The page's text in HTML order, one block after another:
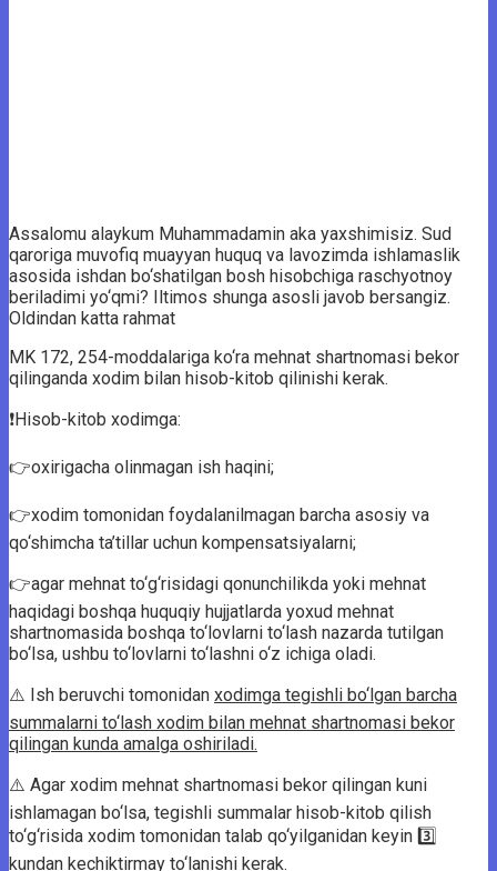
Assalomu alaykum Muhammadamin aka yaxshimisiz. Sud
qaroriga muvofiq muayyan huquq va lavozimda ishlamaslik
asosida ishdan bo‘shatilgan bosh hisobchiga raschyotnoy
beriladimi yo‘qmi? Iltimos shunga asosli javob bersangiz.
Oldindan katta rahmat
MK 172, 254-moddalariga ko‘ra mehnat shartnomasi bekor
qilinganda xodim bilan hisob-kitob qilinishi kerak.
❗️Hisob-kitob xodimga:
👉oxirigacha olinmagan ish haqini;
👉xodim tomonidan foydalanilmagan barcha asosiy va
qo‘shimcha ta’tillar uchun kompensatsiyalarni;
👉agar mehnat to‘g‘risidagi qonunchilikda yoki mehnat
haqidagi boshqa huquqiy hujjatlarda yoxud mehnat
shartnomasida boshqa to‘lovlarni to‘lash nazarda tutilgan
bo‘lsa, ushbu to‘lovlarni to‘lashni o‘z ichiga oladi.
⚠️ Ish beruvchi tomonidan xodimga tegishli bo‘lgan barcha
summalarni to‘lash xodim bilan mehnat shartnomasi bekor
qilingan kunda amalga oshiriladi.
⚠️ Agar xodim mehnat shartnomasi bekor qilingan kuni
ishlamagan bo‘lsa, tegishli summalar hisob-kitob qilish
to‘g‘risida xodim tomonidan talab qo‘yilganidan keyin 3️⃣
kundan kechiktirmay to‘lanishi kerak.